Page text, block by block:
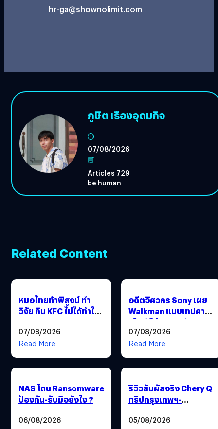
hr-ga@shownolimit.com
ภูษิต เรืองอุดมกิจ
07/08/2026
Articles 729
be human
Related Content
หมอไทยท้าพิสูจน์ ทำ
วิจัย กิน KFC ไม่ได้ทำให้
07/08/2026
Read More
อดีตวิศวกร Sony เผย
Walkman แบบเทปคาส
เซ็ตต์ ไม่มีทางกลับมา
ผลิตได้อีกแล้ว
07/08/2026
Read More
NAS โดน Ransomware
ป้องกัน-รับมือยังไง ?
06/08/2026
รีวิวสัมผัสจริง Chery Q
ทริปกรุงเทพฯ-
กาญจนบุรี : รถเล็ก
ฟีเจอร์แน่น ช่วงล่าง
05/08/2026